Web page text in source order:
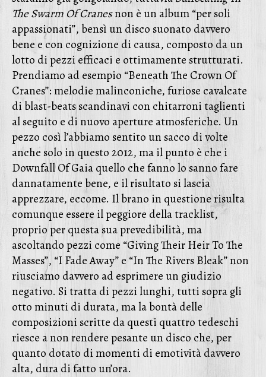
The Swarm Of Cranesnon è un album “per soli
appassionati”, bensì un disco suonato davvero
bene e con cognizione di causa, composto da un
lotto di pezzi efficaci e ottimamente strutturati.
Prendiamo ad esempio “Beneath The Crown Of
Cranes”: melodie malinconiche, furiose cavalcate
di blast-beats scandinavi con chitarroni taglienti
al seguito e di nuovo aperture atmosferiche. Un
pezzo così l’abbiamo sentito un sacco di volte
anche solo in questo 2012, ma il punto è che i
Downfall Of Gaia quello che fanno lo sanno fare
dannatamente bene, e il risultato si lascia
apprezzare, eccome. Il brano in questione risulta
comunque essere il peggiore della tracklist,
proprio per questa sua prevedibilità, ma
ascoltando pezzi come “Giving Their Heir To The
Masses”, “I Fade Away” e “In The Rivers Bleak” non
riusciamo davvero ad esprimere un giudizio
negativo. Si tratta di pezzi lunghi, tutti sopra gli
otto minuti di durata, ma la bontà delle
composizioni scritte da questi quattro tedeschi
riesce a non rendere pesante un disco che, per
quanto dotato di momenti di emotività davvero
alta, dura di fatto un’ora.